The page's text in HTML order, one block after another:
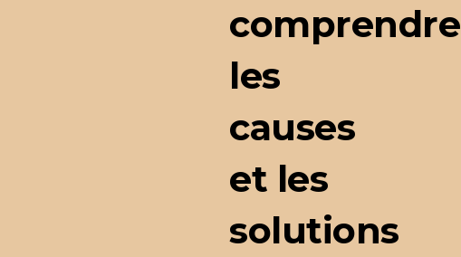
comprendre
les
causes
et les
solutions